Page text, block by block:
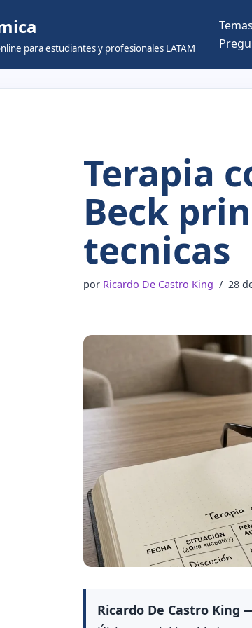
para estudiantes y profesionales LATAM
Temas
Terapia
Beck
tecnicas
por Ricardo De Castro King 28
Ricardo De Castro King —